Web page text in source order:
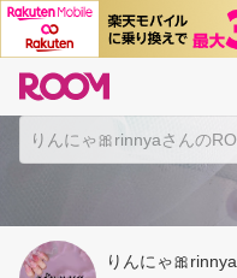
りんにゃ🎀rinnya